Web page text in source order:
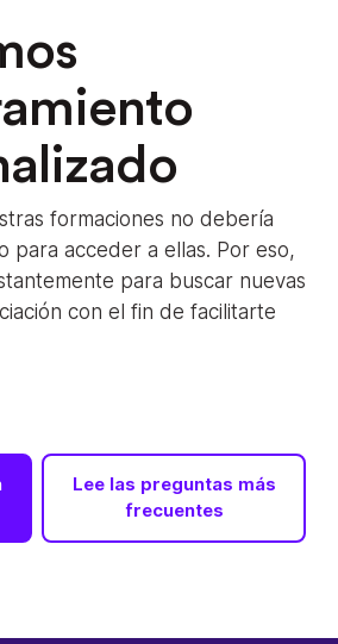
formaciones no debería
para acceder a ellas. Por eso,
para buscar nuevas
con el fin de facilitarte
Lee las preguntas más
frecuentes